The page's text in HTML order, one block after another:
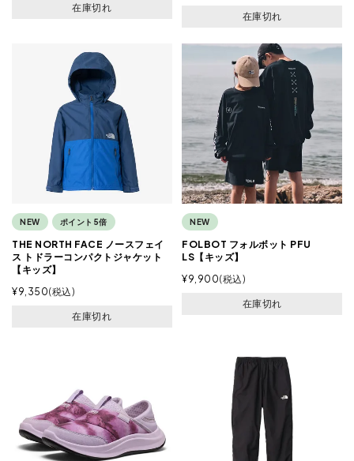
在庫切れ
在庫切れ
NEW ポイント5倍
THE NORTH FACE ノースフェイ
ス トドラーコンパクトジャケット
【キッズ】
¥9,350 税込
在庫切れ
NEW
FOLBOT フォルボット PFU
LS【キッズ】
¥9,900 税込
在庫切れ